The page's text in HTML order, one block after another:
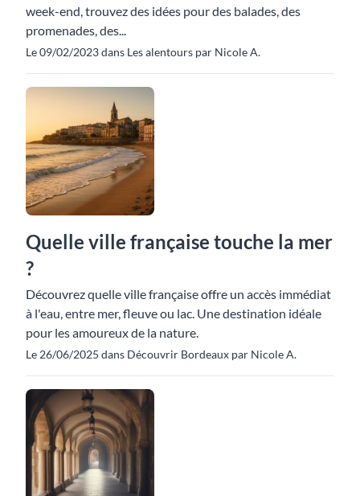
week-end, trouvez des idées pour des balades, des
promenades, des...
Le 09/02/2023 dans Les alentours par Nicole A.
Quelle ville française touche la mer
?
Découvrez quelle ville française offre un accès immédiat
à l'eau, entre mer, fleuve ou lac. Une destination idéale
pour les amoureux de la nature.
Le 26/06/2025 dans Découvrir Bordeaux par Nicole A.